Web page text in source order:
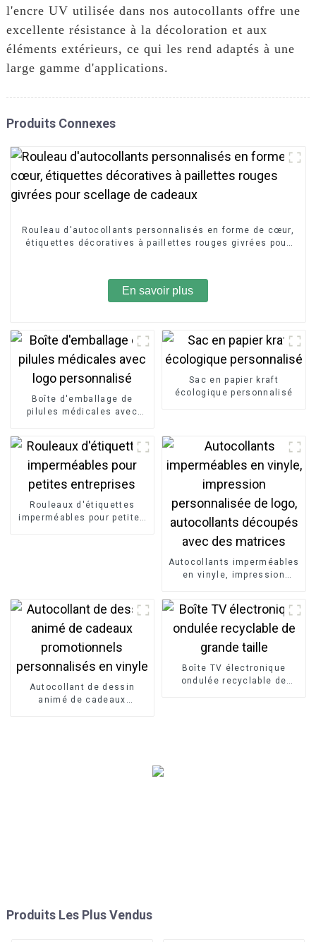
l'encre UV utilisée dans nos autocollants offre une
excellente résistance à la décoloration et aux
éléments extérieurs, ce qui les rend adaptés à une
large gamme d'applications.
Produits Connexes
Rouleau d'autocollants personnalisés en forme de cœur,
étiquettes décoratives à paillettes rouges givrées pour
En savoir plus
Boîte d'emballage de
pilules médicales avec
Sac en papier kraft
écologique personnalisé
Rouleaux d'étiquettes
imperméables pour petites
Autocollants imperméables
en vinyle, impression
avec des matrices
Autocollant de dessin
animé de cadeaux
Boîte TV électronique
ondulée recyclable de
Produits Les Plus Vendus